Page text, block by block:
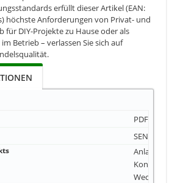
erfüllt dieser Artikel (EAN:
höchste Anforderungen von Privat- und
für DIY-Projekte zu Hause oder als
Betrieb – verlassen Sie sich auf
PDF-
Wechsler